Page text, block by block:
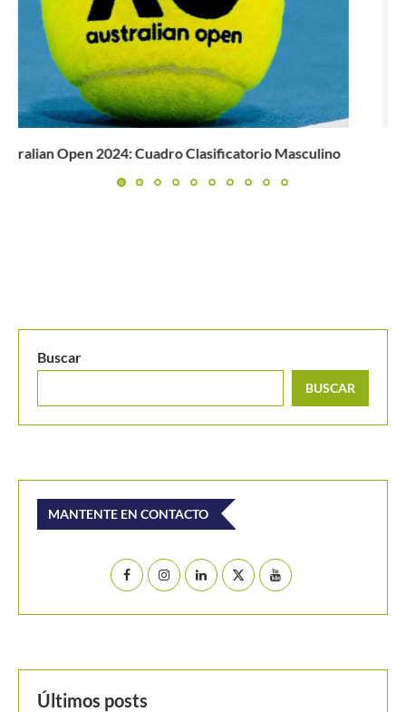
Mateo Gómez, por 1ª vez en los cuartos de final...
Buscar
BUSCAR
MANTENTE EN CONTACTO
Últimos posts